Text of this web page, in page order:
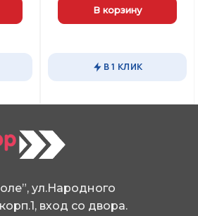
В корзину
В 1 КЛИК
ул.Народного
вход со двора.